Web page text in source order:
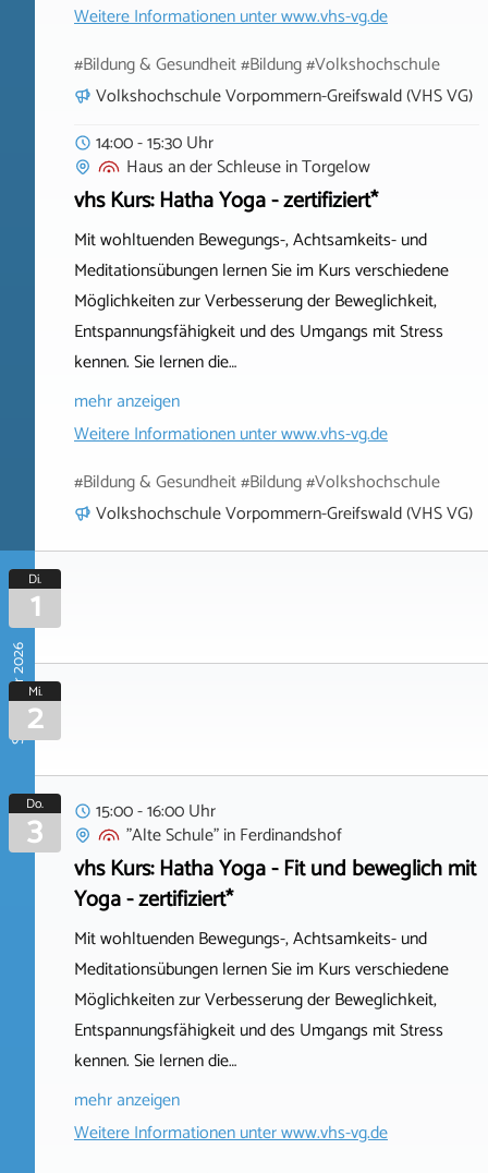
Weitere Informationen unterwww.vhs-vg.de
#Bildung & Gesundheit #Bildung #Volkshochschule
Volkshochschule Vorpommern-Greifswald (VHS VG)
14:00 - 15:30 Uhr
Haus an der SchleuseinTorgelow
vhs Kurs: Hatha Yoga - zertifiziert*
Mit wohltuenden Bewegungs-, Achtsamkeits- und
Meditationsübungen lernen Sie im Kurs verschiedene
Möglichkeiten zur Verbesserung der Beweglichkeit,
Entspannungsfähigkeit und des Umgangs mit Stress
kennen. Sie lernen die…
mehr anzeigen
Weitere Informationen unterwww.vhs-vg.de
#Bildung & Gesundheit #Bildung #Volkshochschule
Volkshochschule Vorpommern-Greifswald (VHS VG)
September 2026
Di.
1
Mi.
2
Do.
3
15:00 - 16:00 Uhr
"Alte Schule"inFerdinandshof
vhs Kurs: Hatha Yoga - Fit und beweglich mit
Yoga - zertifiziert*
Mit wohltuenden Bewegungs-, Achtsamkeits- und
Meditationsübungen lernen Sie im Kurs verschiedene
Möglichkeiten zur Verbesserung der Beweglichkeit,
Entspannungsfähigkeit und des Umgangs mit Stress
kennen. Sie lernen die…
mehr anzeigen
Weitere Informationen unterwww.vhs-vg.de